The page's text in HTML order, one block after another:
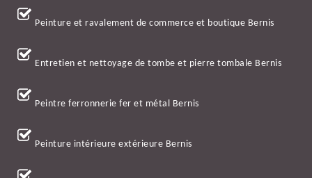
Peinture et ravalement de commerce et boutique Bernis
Entretien et nettoyage de tombe et pierre tombale Bernis
Peintre ferronnerie fer et métal Bernis
Peinture intérieure extérieure Bernis